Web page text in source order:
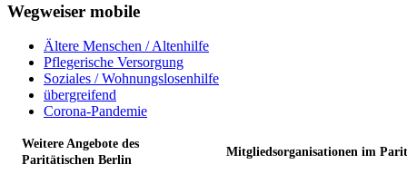
Wegweiser mobile
Ältere Menschen / Altenhilfe
Pflegerische Versorgung
Soziales / Wohnungslosenhilfe
übergreifend
Corona-Pandemie
Weitere Angebote des
Paritätischen Berlin
Mitgliedsorganisationen im